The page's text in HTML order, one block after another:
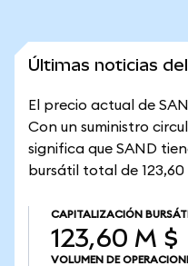
Últimas noticias
El precio actual de
Con un suministro
significa que SAND
bursátil total de 123,60
CAPITALIZACIÓN
123,60 M $
VOLUMEN DE